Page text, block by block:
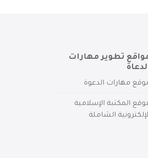
تطوير مهارات
مهارات الدعوة
المكتبة الإسلامية
الشاملة